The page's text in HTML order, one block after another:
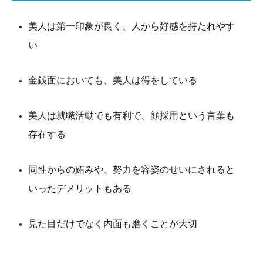
美人は第一印象が良く、人から好感を持たれやす
い
金銭面においても、美人は得をしている
美人は就職活動でも有利で、顔採用という言葉も
存在する
同性からの妬みや、努力を容姿のせいにされると
いったデメリットもある
見た目だけでなく内面も磨くことが大切